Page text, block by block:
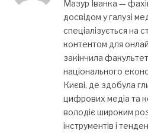
Мазур Іванка —
досвідом у галузі
спеціалізується на
контентом для
закінчила
національного
Києві, де здобула
цифрових медіа та
володіє широким
інструментів і